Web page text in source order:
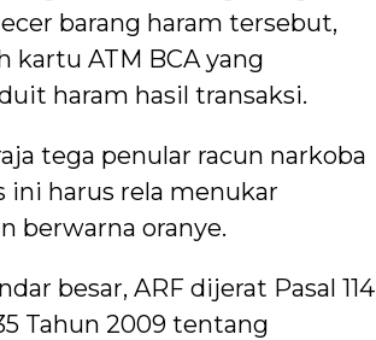
barang haram tersebut,
kartu ATM BCA yang
haram hasil transaksi.
tega penular racun narkoba
ini harus rela menukar
berwarna oranye.
besar, ARF dijerat Pasal 114
Tahun 2009 tentang